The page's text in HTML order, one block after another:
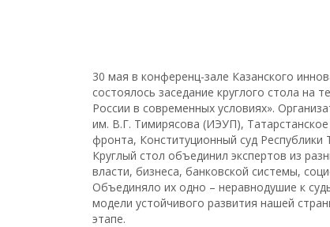
30 мая в конференц-зале Казанского
состоялось заседание круглого стола на
России в современных условиях».
им. В.Г. Тимирясова (ИЭУП),
фронта, Конституционный суд
Круглый стол объединил экспертов из
власти, бизнеса, банковской системы,
Объединяло их одно – неравнодушие к
модели устойчивого развития нашей
этапе.